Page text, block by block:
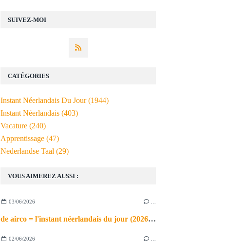
SUIVEZ-MOI
VOUS AIMEREZ AUSSI :
03/06/2026
de airco = l'instant néerlandais du jour (2026_06_03)
02/06/2026
CATÉGORIES
Instant Néerlandais Du Jour(1944)
Instant Néerlandais (403)
Vacature (240)
Apprentissage (47)
Nederlandse Taal (29)